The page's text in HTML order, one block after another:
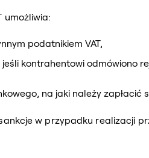
umożliwia:
podatnikiem VAT,
kontrahentowi odmówiono
na jaki należy zapłacić
w przypadku realizacji